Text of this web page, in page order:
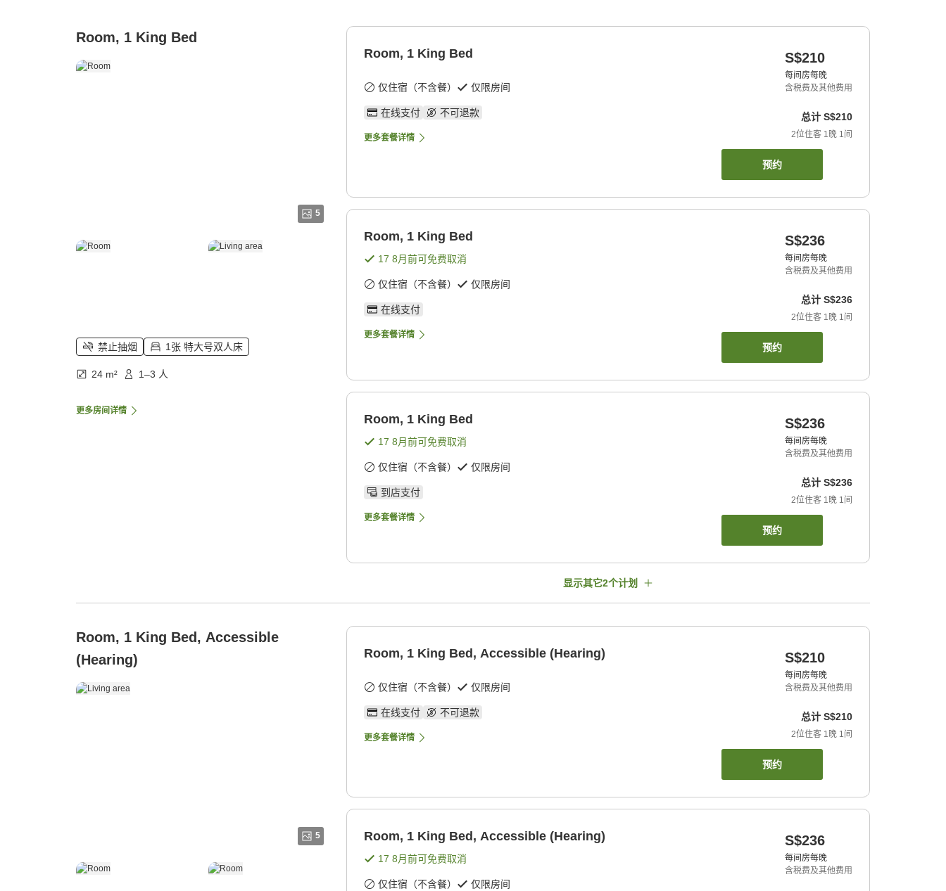
Room, 1 King Bed
5
禁止抽烟 1张 特大号双人床
24 m² 1–3 人
更多房间详情
Room, 1 King Bed
仅住宿（不含餐） 仅限房间
在线支付 不可退款
更多套餐详情
S$210
每间房每晚
含税费及其他费用
总计 S$210
2位住客 1晚 1间
预约
Room, 1 King Bed
17 8月前可免费取消
仅住宿（不含餐） 仅限房间
在线支付
更多套餐详情
S$236
每间房每晚
含税费及其他费用
总计 S$236
2位住客 1晚 1间
预约
Room, 1 King Bed
17 8月前可免费取消
仅住宿（不含餐） 仅限房间
到店支付
更多套餐详情
S$236
每间房每晚
含税费及其他费用
总计 S$236
2位住客 1晚 1间
预约
显示其它2个计划
Room, 1 King Bed, Accessible
(Hearing)
5
Room, 1 King Bed, Accessible (Hearing)
仅住宿（不含餐） 仅限房间
在线支付 不可退款
更多套餐详情
S$210
每间房每晚
含税费及其他费用
总计 S$210
2位住客 1晚 1间
预约
Room, 1 King Bed, Accessible (Hearing)
17 8月前可免费取消
仅住宿（不含餐） 仅限房间
S$236
每间房每晚
含税费及其他费用